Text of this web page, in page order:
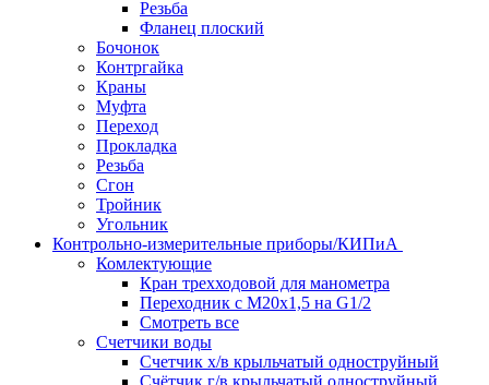
Резьба
Фланец плоский
Бочонок
Контргайка
Краны
Муфта
Переход
Прокладка
Резьба
Сгон
Тройник
Угольник
Контрольно-измерительные приборы/КИПиА
Комлектующие
Кран трехходовой для манометра
Переходник с М20х1,5 на G1/2
Смотреть все
Счетчики воды
Счетчик х/в крыльчатый одноструйный
Счётчик г/в крыльчатый одноструйный